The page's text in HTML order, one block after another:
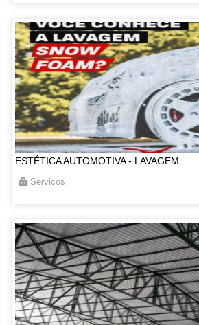
ESTÉTICA AUTOMOTIVA - LAVAGEM
Servicos